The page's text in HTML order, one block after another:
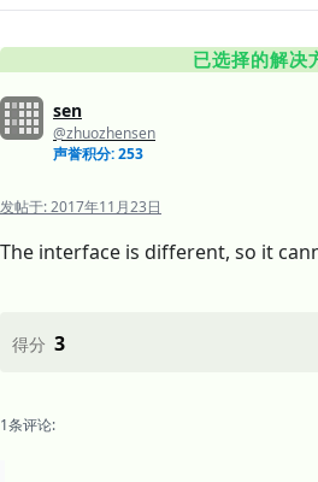
已选择的解决
sen
@zhuozhensen
声誉积分: 253
发帖于:2017年11月23日
The interface is different, so it
得分 3
1条评论: